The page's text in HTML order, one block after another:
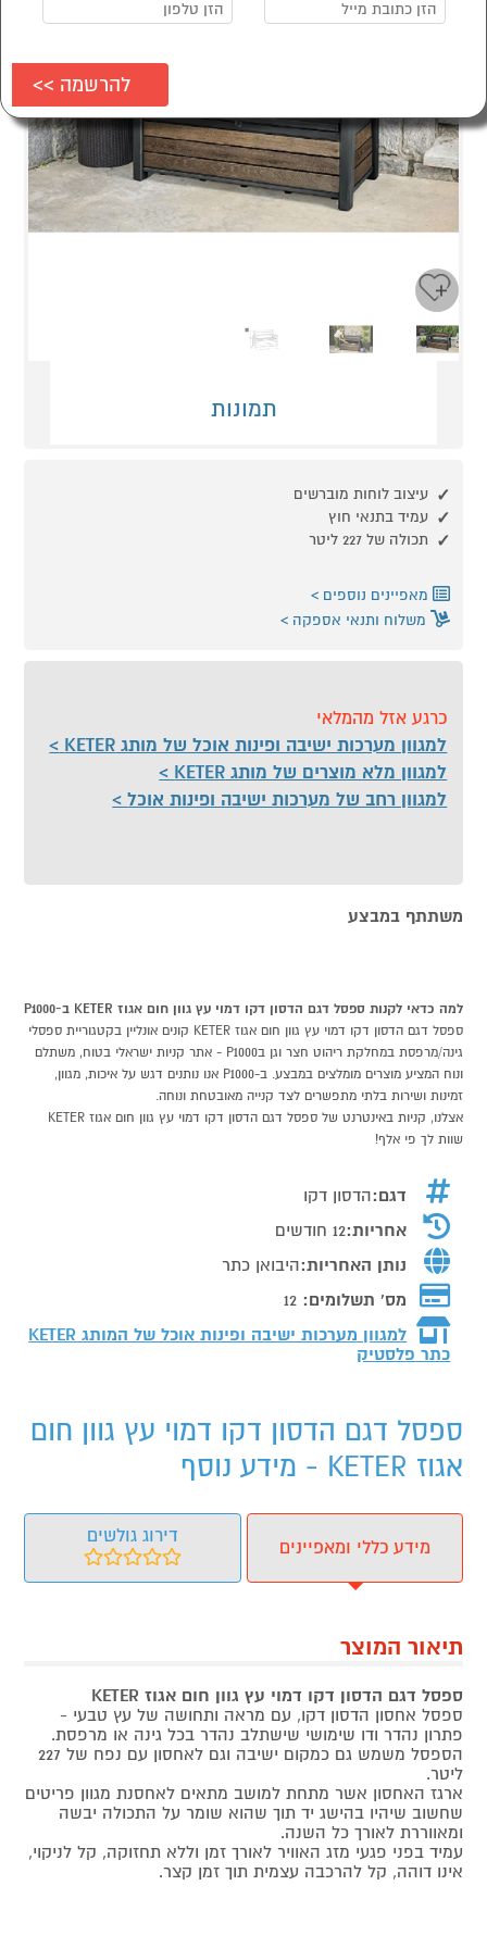
תמונות
עיצוב לוחות מוברשים
עמיד בתנאי חוץ
תכולה של 227 ליטר
מאפיינים נוספים
משלוח ותנאי אספקה
כרגע אזל מהמלאי
למגוון מערכות ישיבה ופינות אוכל של מותג KETER
למגוון מלא מוצרים של מותג KETER
למגוון רחב של מערכות ישיבה ופינות אוכל
משתתף במבצע
למה כדאי לקנות ספסל דגם הדסון דקו דמוי עץ גוון חום אגוז KETER ב-P1000
ספסל דגם הדסון דקו דמוי עץ גוון חום אגוז KETER קונים אונליין בקטגוריית ספסלי
גינה/מרפסת במחלקת ריהוט חצר וגן בP1000 - אתר קניות ישראלי בטוח, משתלם
ונוח המציע מוצרים מומלצים במבצע. ב-P1000 אנו נותנים דגש על איכות, מגוון,
זמינות ושירות בלתי מתפשרים לצד קנייה מאובטחת ונוחה.
אצלנו, קניות באינטרנט של ספסל דגם הדסון דקו דמוי עץ גוון חום אגוז KETER
שוות לך פי אלף!
דגם:הדסון דקו
אחריות:12 חודשים
נותן האחריות:היבואן כתר
מס' תשלומים: 12
למגוון מערכות ישיבה ופינות אוכל של המותג KETER
כתר פלסטיק
ספסל דגם הדסון דקו דמוי עץ גוון חום
אגוז KETER - מידע נוסף
מידע כללי ומאפיינים
דירוג גולשים
תיאור המוצר
ספסל דגם הדסון דקו דמוי עץ גוון חום אגוז KETER
ספסל אחסון הדסון דקו, עם מראה ותחושה של עץ טבעי -
פתרון נהדר ודו שימושי שישתלב נהדר בכל גינה או מרפסת.
הספסל משמש גם כמקום ישיבה וגם לאחסון עם נפח של 227
ליטר.
ארגז האחסון אשר מתחת למושב מתאים לאחסנת מגוון פריטים
שחשוב שיהיו בהישג יד תוך שהוא שומר על התכולה יבשה
ומאווררת לאורך כל השנה.
עמיד בפני פגעי מזג האוויר לאורך זמן וללא תחזוקה, קל לניקוי,
אינו דוהה, קל להרכבה עצמית תוך זמן קצר.